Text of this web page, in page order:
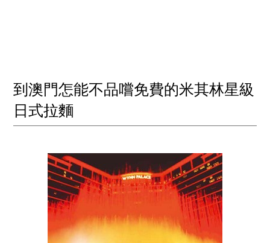
到澳門怎能不品嚐免費的米其林星級
日式拉麵